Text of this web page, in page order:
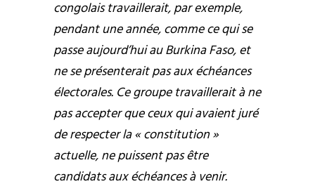
congolais travaillerait, par exemple,
pendant une année, comme ce qui se
passe aujourd’hui au Burkina Faso, et
ne se présenterait pas aux échéances
électorales. Ce groupe travaillerait à ne
pas accepter que ceux qui avaient juré
de respecter la « constitution »
actuelle, ne puissent pas être
candidats aux échéances à venir.